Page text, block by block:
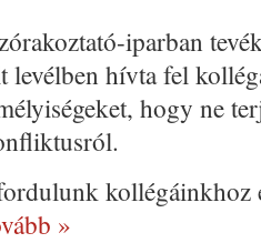
iparban
levélben hívta fel
hogy ne
kollégáinkhoz
»